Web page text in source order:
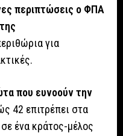
περιπτώσεις ο ΦΠΑ
για
που ευνοούν την
42 επιτρέπει στα
ένα κράτος-μέλος